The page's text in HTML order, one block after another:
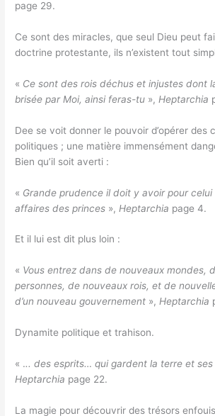
page 29.
Ce sont des miracles, que seul Dieu peut
doctrine protestante, ils n’existent tout
« Ce sont des rois déchus et injustes dont
brisée par Moi, ainsi feras-tu », Heptarchia
Dee se voit donner le pouvoir d’opérer des
politiques ; une matière immensément
Bien qu’il soit averti :
« Grande prudence il doit y avoir pour celui
affaires des princes », Heptarchia page 4.
Et il lui est dit plus loin :
« Vous entrez dans de nouveaux mondes,
personnes, de nouveaux rois, et de
d’un nouveau gouvernement »,Heptarchia
Dynamite politique et trahison.
« ... des esprits… qui gardent la terre et
Heptarchia page 22.
La magie pour découvrir des trésors